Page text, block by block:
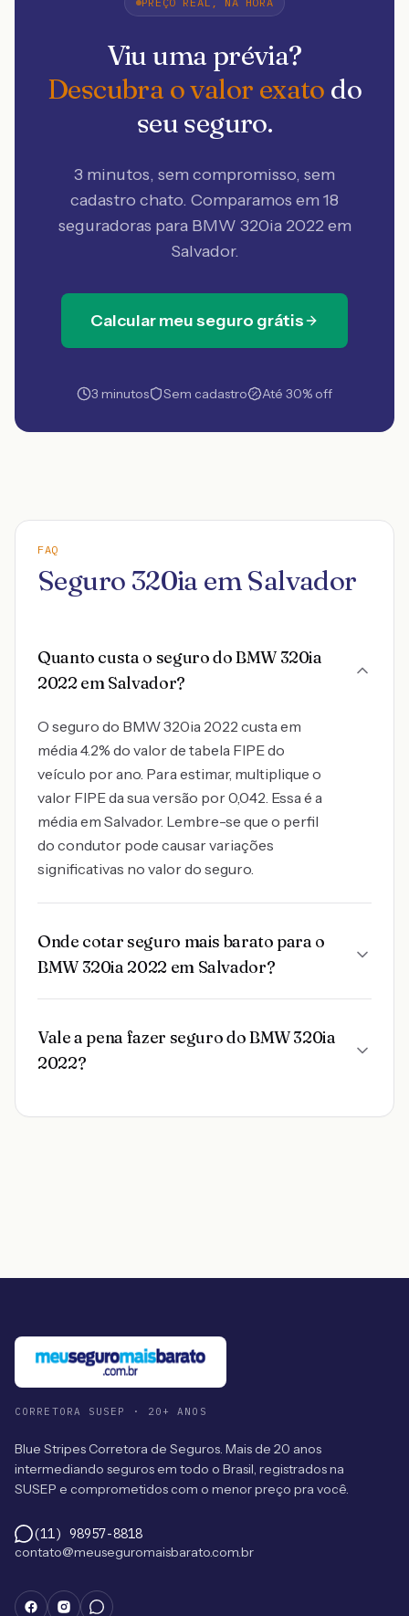
Viu uma prévia?
Descubra o valor exato do
seu seguro.
3 minutos, sem compromisso, sem
cadastro chato. Comparamos em 18
seguradoras para BMW 320ia 2022 em
Salvador.
Calcular meu seguro grátis
3 minutos Sem cadastro Até 30% off
FAQ
Seguro 320ia em Salvador
Quanto custa o seguro do BMW 320ia
2022 em Salvador?
O seguro do BMW 320ia 2022 custa em
média 4.2% do valor de tabela FIPE do
veículo por ano. Para estimar, multiplique o
valor FIPE da sua versão por 0,042. Essa é a
média em Salvador. Lembre-se que o perfil
do condutor pode causar variações
significativas no valor do seguro.
Onde cotar seguro mais barato para o
BMW 320ia 2022 em Salvador?
Vale a pena fazer seguro do BMW 320ia
2022?
CORRETORA SUSEP · 20+ ANOS
Blue Stripes Corretora de Seguros. Mais de 20 anos
intermediando seguros em todo o Brasil, registrados na
SUSEP e comprometidos com o menor preço pra você.
(11) 98957-8818
contato@meuseguromaisbarato.com.br